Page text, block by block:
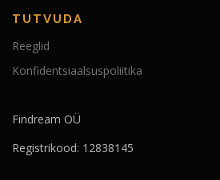
TUTVUDA
Reeglid
Konfidentsiaalsuspoliitika
Findream OÜ
Registrikood: 12838145